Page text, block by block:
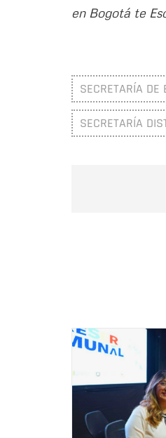
en Bogotá te
SECRETARÍA DE
SECRETARÍA